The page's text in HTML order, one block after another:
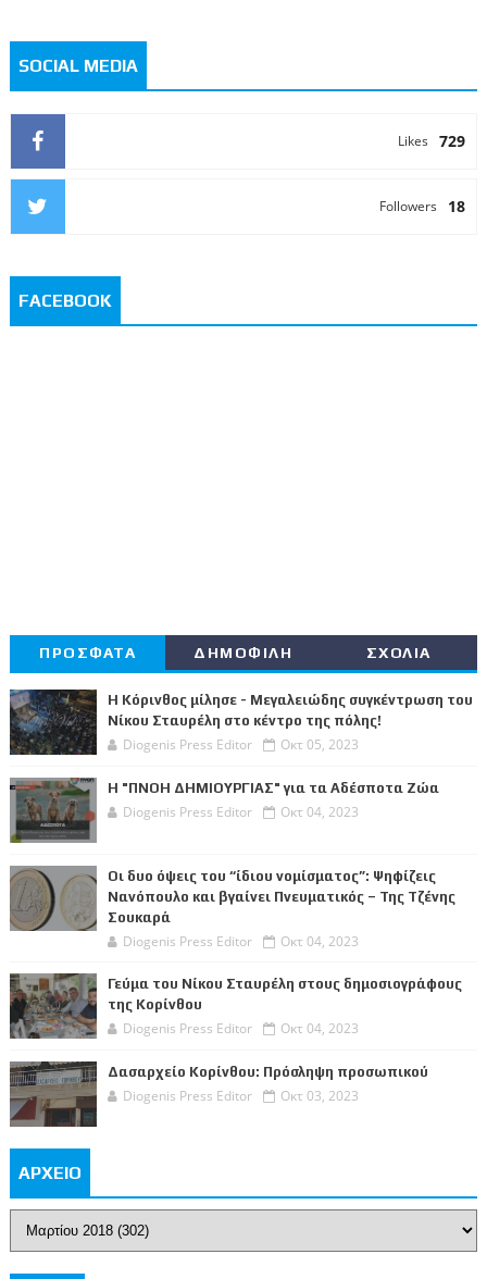
SOCIAL MEDIA
729
Likes
18
Followers
FACEBOOK
ΠΡΟΣΦΑΤΑ ΔΗΜΟΦΙΛΗ ΣΧΟΛΙΑ
Η Κόρινθος μίλησε - Μεγαλειώδης συγκέντρωση του
Νίκου Σταυρέλη στο κέντρο της πόλης!
Diogenis Press Editor Οκτ 05, 2023
Η "ΠΝΟΗ ΔΗΜΙΟΥΡΓΙΑΣ" για τα Αδέσποτα Ζώα
Diogenis Press Editor Οκτ 04, 2023
Οι δυο όψεις του “ίδιου νομίσματος”: Ψηφίζεις
Νανόπουλο και βγαίνει Πνευματικός – Της Τζένης
Σουκαρά
Diogenis Press Editor Οκτ 04, 2023
Γεύμα του Νίκου Σταυρέλη στους δημοσιογράφους
της Κορίνθου
Diogenis Press Editor Οκτ 04, 2023
Δασαρχείο Κορίνθου: Πρόσληψη προσωπικού
Diogenis Press Editor Οκτ 03, 2023
ΑΡΧΕΙΟ